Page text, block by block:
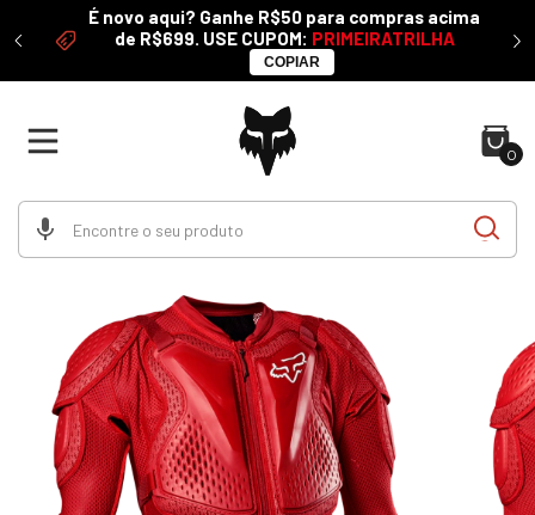
É novo aqui? Ganhe R$50 para compras acima
de R$699. USE CUPOM: PRIMEIRATRILHA
COPIAR
0